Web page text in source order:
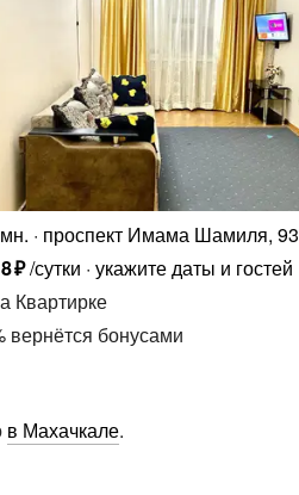
проспект Имама Шамиля, 93
₽/сутки укажите даты и гостей
Квартирке
вернётся бонусами
в Махачкале.